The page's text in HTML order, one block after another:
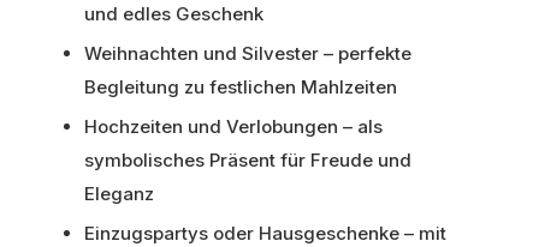
und edles Geschenk
Weihnachten und Silvester – perfekte
Begleitung zu festlichen Mahlzeiten
Hochzeiten und Verlobungen – als
symbolisches Präsent für Freude und
Eleganz
Einzugspartys oder Hausgeschenke – mit